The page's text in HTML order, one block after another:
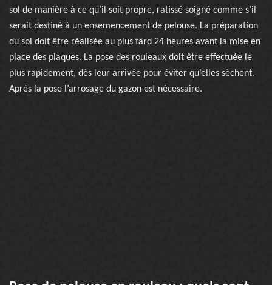
sol de manière à ce qu’il soit propre, ratissé soigné comme s’il
serait destiné à un ensemencement de pelouse. La préparation
du sol doit être réalisée au plus tard 24 heures avant la mise en
place des plaques. La pose des rouleaux doit être effectuée le
plus rapidement, dès leur arrivée pour éviter qu’elles sèchent.
Après la pose l’arrosage du gazon est nécessaire.